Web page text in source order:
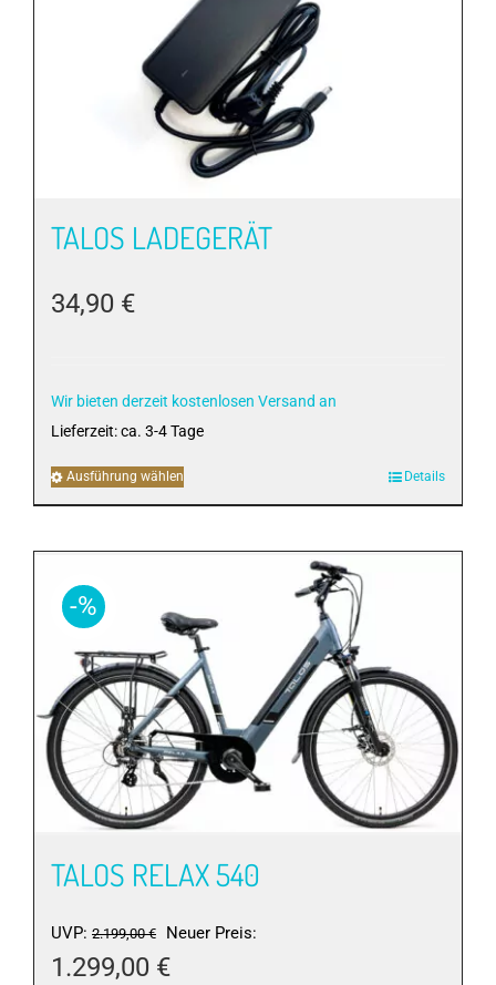
Die
können
der
Produktseite
gewählt
TALOS LADEGERÄT
34,90 €
Wir bieten derzeit kostenlosen Versand an
Lieferzeit:ca. 3-4 Tage
Ausführung wählen
Produkt
mehrere
auf.
Die
Optionen
können
auf
der
Produktseite
gewählt
Details
-%
TALOS RELAX 540
UVP: 2.199,00€
Ursprünglicher
Preis
Neuer Preis:
1.299,00 €